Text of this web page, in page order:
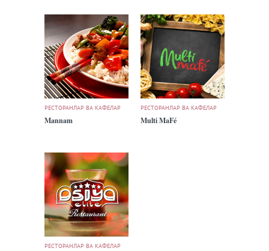
РЕСТОРАНЛАР ВА КАФЕЛАР
Mannam
РЕСТОРАНЛАР ВА КАФЕЛАР
Multi MaFé
РЕСТОРАНЛАР ВА КАФЕЛАР